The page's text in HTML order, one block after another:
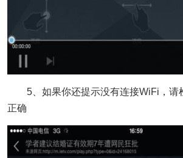
5、如果你还提示没有连接WiFi，请
正确